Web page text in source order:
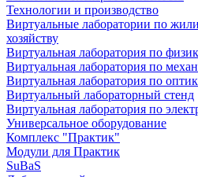
Технологии и производство
Виртуальные лаборатории по
хозяйству
Виртуальная лаборатория по
Виртуальная лаборатория по
Виртуальная лаборатория по
Виртуальный лабораторный стенд
Виртуальная лаборатория по
Универсальное оборудование
Комплекс "Практик"
Модули для Практик
SuBaS